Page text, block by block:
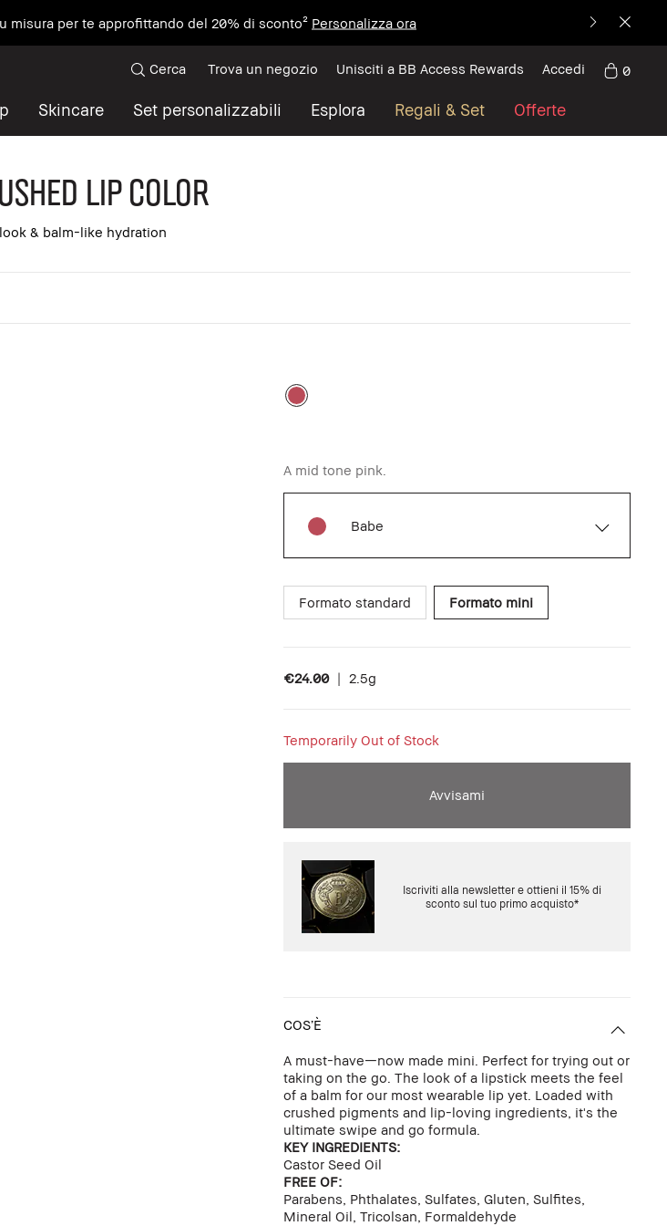
per te approfittando del 20% di sconto² Personalizza ora
Skincare Set personalizzabili Esplora Regali & Set Offerte
Cerca Trova un negozio Unisciti a BB Access Rewards Accedi 0
Lip Color
& balm-like hydration
A mid tone pink.
Babe
Formato standard Formato mini
€24.00 | 2.5g
Temporarily Out of Stock
Avvisami
Iscriviti alla newsletter e ottieni il 15% di
sconto sul tuo primo acquisto*
COS’È
A must-have—now made mini. Perfect for trying out or
taking on the go. The look of a lipstick meets the feel
of a balm for our most wearable lip yet. Loaded with
crushed pigments and lip-loving ingredients, it's the
ultimate swipe and go formula.
KEY INGREDIENTS:
Castor Seed Oil
FREE OF:
Parabens, Phthalates, Sulfates, Gluten, Sulfites,
Mineral Oil, Tricolsan, Formaldehyde